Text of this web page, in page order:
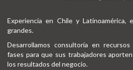
Experiencia en Chile y Latinoamérica,
grandes.
Desarrollamos consultoría en
fases para que sus trabajadores
los resultados del negocio.